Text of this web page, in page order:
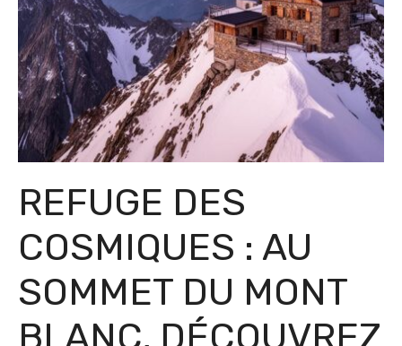
REFUGE DES
COSMIQUES : AU
SOMMET DU MONT
BLANC, DÉCOUVREZ